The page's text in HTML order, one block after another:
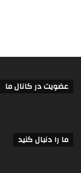
عضویت در کانال ما
ما را دنبال کنید